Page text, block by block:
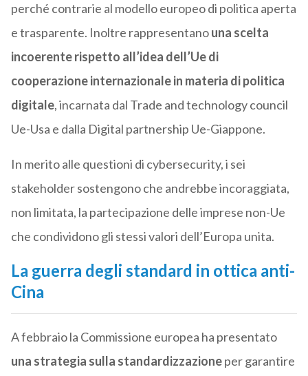
perché contrarie al modello europeo di politica aperta
e trasparente. Inoltre rappresentanouna scelta
incoerente rispetto all’idea dell’Ue di
cooperazione internazionale in materia di politica
digitale, incarnata dal Trade and technology council
Ue-Usa e dalla Digital partnership Ue-Giappone.
In merito alle questioni di cybersecurity, i sei
stakeholder sostengono che andrebbe incoraggiata,
non limitata, la partecipazione delle imprese non-Ue
che condividono gli stessi valori dell’Europa unita.
La guerra degli standard in ottica anti-
Cina
A febbraio la Commissione europea ha presentato
una strategia sulla standardizzazioneper garantire